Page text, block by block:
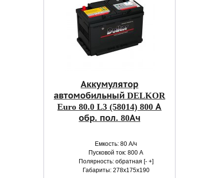
Аккумулятор
автомобильный DELKOR
Euro 80.0 L3 (58014) 800 А
обр. пол. 80Ач
Емкость: 80 А/ч
Пусковой ток: 800 А
Полярность: обратная [- +]
Габариты: 278x175x190